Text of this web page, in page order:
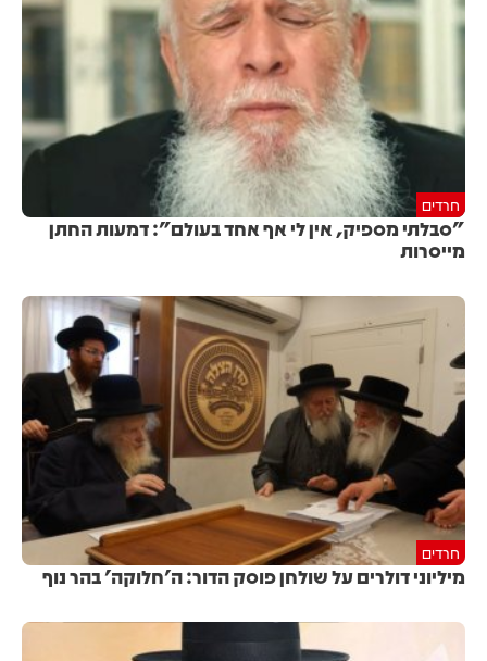
חרדים
"סבלתי מספיק, אין לי אף אחד בעולם": דמעות החתן
מייסרות
חרדים
מיליוני דולרים על שולחן פוסק הדור: ה'חלוקה' בהר נוף